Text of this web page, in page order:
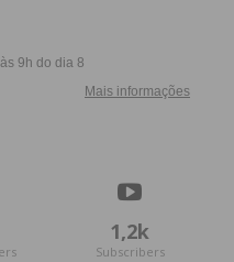
1,2k
Subscribers